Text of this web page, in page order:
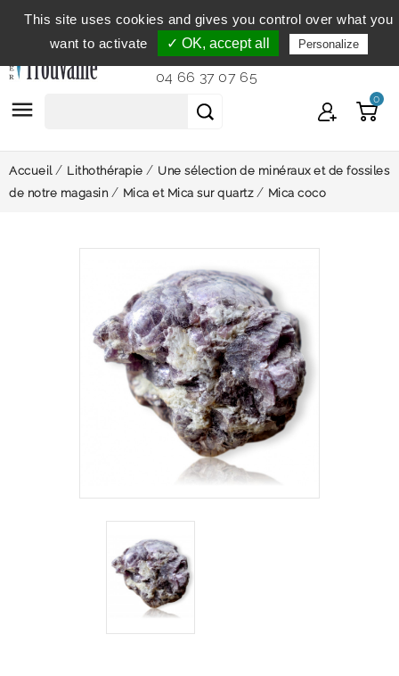
Service clientèle
du lundi au vendredi de 9h à 12h et
de 14h à 18h...
04 66 37 07 65
 0
Accueil Lithothérapie
Une sélection de minéraux et de fossiles
de notre magasin
Mica et Mica sur quartz Mica coco
This site uses cookies and gives you control over what you
want to activate
✓ OK, accept all Personalize